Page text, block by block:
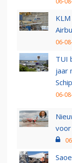
06-
TUI
jaar
06-
voor